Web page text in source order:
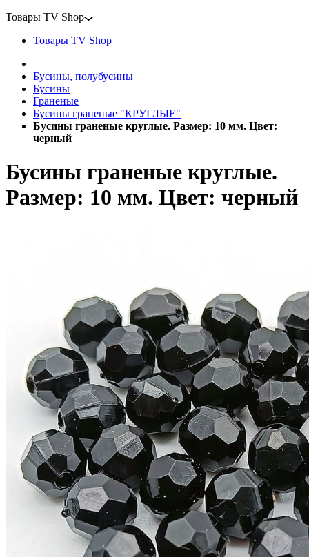
Товары TV Shop
Товары TV Shop
Бусины, полубусины
Бусины
Граненые
Бусины граненые "КРУГЛЫЕ"
Бусины граненые круглые. Размер: 10 мм. Цвет:
черный
Бусины граненые круглые.
Размер: 10 мм. Цвет: черный